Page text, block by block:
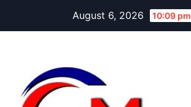
August 6, 2026 10:09 pm